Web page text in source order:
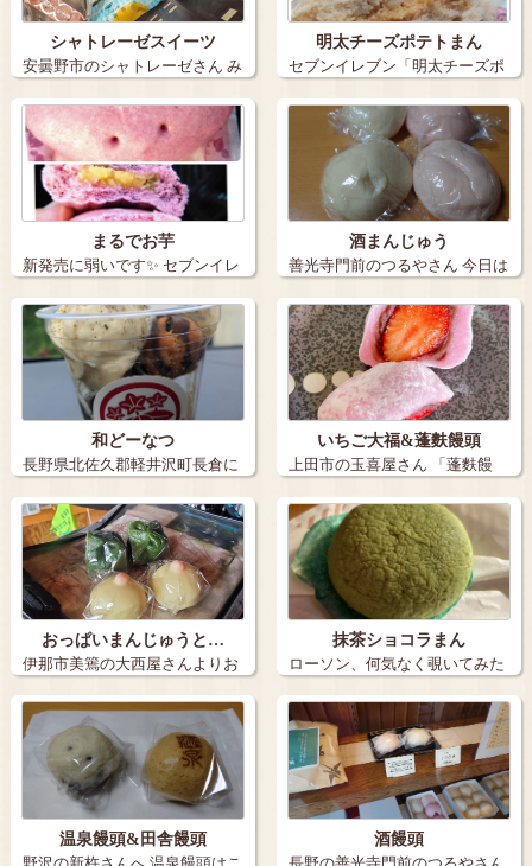
シャトレーゼスイーツ
安曇野市のシャトレーゼさん み
たらし団…
明太チーズポテトまん
セブンイレブン「明太チーズポ
テトまん」 …
まるでお芋
新発売に弱いです✨ セブンイレ
ブンの「…
酒まんじゅう
善光寺門前のつるやさん 今日は
善光寺表…
和どーなつ
長野県北佐久郡軽井沢町長倉に
ある「軽井沢…
いちご大福&蓬麩饅頭
上田市の玉喜屋さん 「蓬麩饅
頭」は、プ…
おっぱいまんじゅうと…
伊那市美篶の大西屋さんよりお
っぱいまんじ…
抹茶ショコラまん
ローソン、何気なく覗いてみた
ら抹茶ショコ…
温泉饅頭&田舎饅頭 酒饅頭